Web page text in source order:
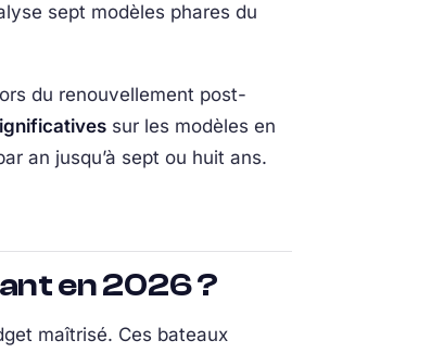
sept modèles phares du
du renouvellement post-
sur les modèles en
an jusqu’à sept ou huit ans.
en 2026 ?
maîtrisé. Ces bateaux